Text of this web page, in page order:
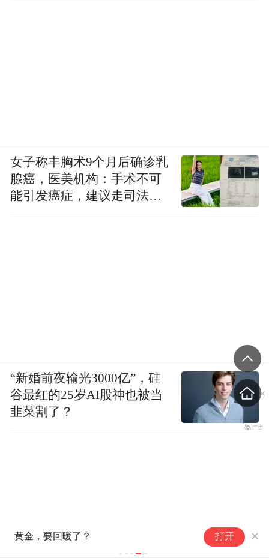
黄金，要回暖了？ 打开
女子称丰胸术9个月后确诊乳
腺癌，医美机构：手术不可
能引发癌症，建议走司法途
“新婚前夜输光3000亿”，硅
谷最红的25岁AI股神也被当
韭菜割了？